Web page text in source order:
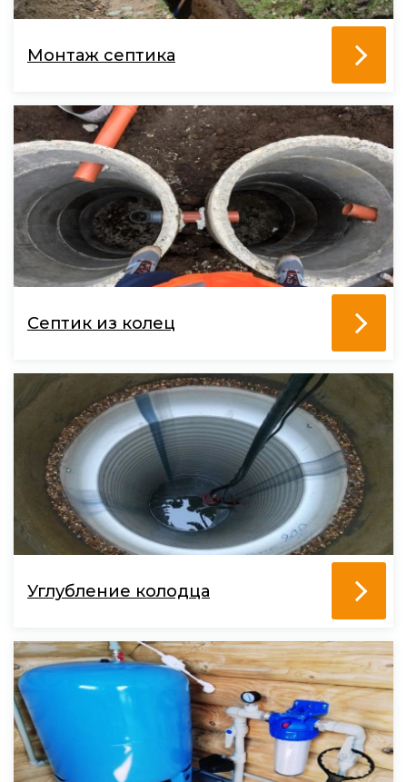
Монтаж септика
Септик из колец
Углубление колодца